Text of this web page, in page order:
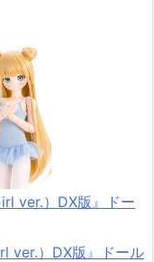
ver.）DX版』ドー
ver.）DX版』ドール